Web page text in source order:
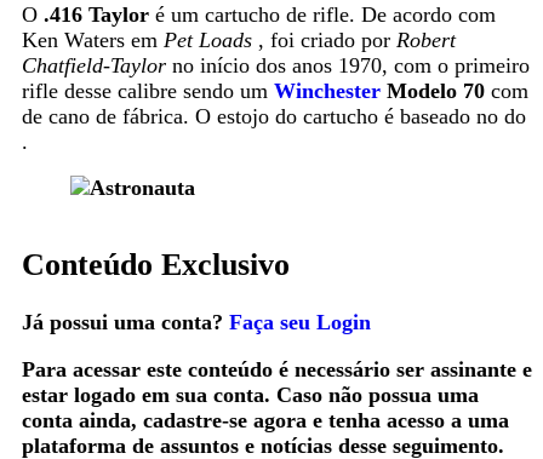
O .416 Tayloré um cartucho de rifle. De acordo com
Ken Waters em Pet Loads, foi criado por Robert
Chatfield-Taylorno início dos anos 1970, com o primeiro
rifle desse calibre sendo um WinchesterModelo 70com
de cano de fábrica. O estojo do cartucho é baseado no do
.
Conteúdo Exclusivo
Já possui uma conta? Faça seu Login
Para acessar este conteúdo é necessário ser assinante e
estar logado em sua conta. Caso não possua uma
conta ainda, cadastre-se agora e tenha acesso a uma
plataforma de assuntos e notícias desse seguimento.